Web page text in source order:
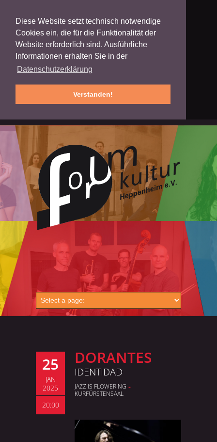
Diese Website setzt technisch notwendige
Cookies ein, die für die Funktionalität der
Website erforderlich sind. Ausführliche
Informationen erhalten Sie in der
Datenschutzerklärung
Verstanden!
25
JAN
2025
20:00
DORANTES
IDENTIDAD
JAZZ IS FLOWERING -
KURFÜRSTEN­SAAL